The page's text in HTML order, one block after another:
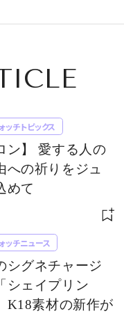
ッチトピックス
ン】 愛する人の
への祈りをジュ
めて
ッチニュース
シグネチャージ
シェイプリン
K18素材の新作が